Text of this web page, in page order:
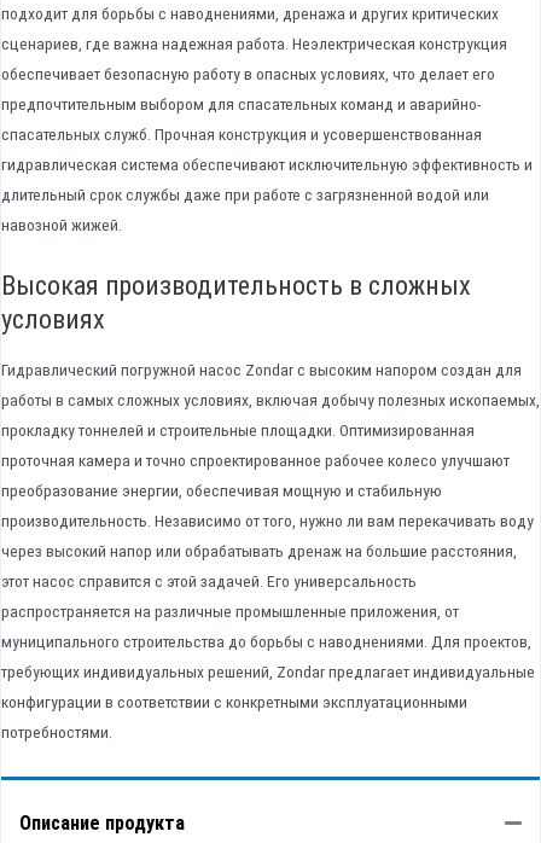
подходит для борьбы с наводнениями, дренажа и других критических
сценариев, где важна надежная работа. Неэлектрическая конструкция
обеспечивает безопасную работу в опасных условиях, что делает его
предпочтительным выбором для спасательных команд и аварийно-
спасательных служб. Прочная конструкция и усовершенствованная
гидравлическая система обеспечивают исключительную эффективность и
длительный срок службы даже при работе с загрязненной водой или
навозной жижей.
Высокая производительность в сложных
условиях
Гидравлический погружной насос Zondar с высоким напором создан для
работы в самых сложных условиях, включая добычу полезных ископаемых,
прокладку тоннелей и строительные площадки. Оптимизированная
проточная камера и точно спроектированное рабочее колесо улучшают
преобразование энергии, обеспечивая мощную и стабильную
производительность. Независимо от того, нужно ли вам перекачивать воду
через высокий напор или обрабатывать дренаж на большие расстояния,
этот насос справится с этой задачей. Его универсальность
распространяется на различные промышленные приложения, от
муниципального строительства до борьбы с наводнениями. Для проектов,
требующих индивидуальных решений, Zondar предлагает индивидуальные
конфигурации в соответствии с конкретными эксплуатационными
потребностями.
Описание продукта